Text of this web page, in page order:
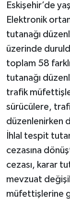
Eskişehir’de
Elektronik
tutanağı
üzerinde
toplam 58
tutanağı
trafik
sürücülere,
düzenlenirken
İhlal tespit
cezasına
cezası, karar
mevzuat
müfettişlerine